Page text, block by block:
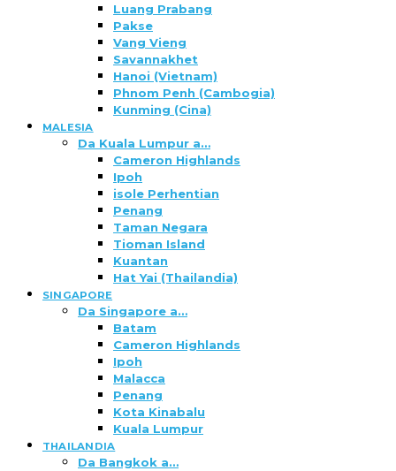
Luang Prabang
Pakse
Vang Vieng
Savannakhet
Hanoi (Vietnam)
Phnom Penh (Cambogia)
Kunming (Cina)
MALESIA
Da Kuala Lumpur a…
Cameron Highlands
Ipoh
isole Perhentian
Penang
Taman Negara
Tioman Island
Kuantan
Hat Yai (Thailandia)
SINGAPORE
Da Singapore a…
Batam
Cameron Highlands
Ipoh
Malacca
Penang
Kota Kinabalu
Kuala Lumpur
THAILANDIA
Da Bangkok a…